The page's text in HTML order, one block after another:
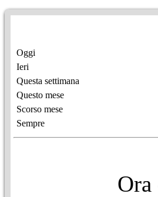
Oggi
Ieri
Questa settimana
Questo mese
Scorso mese
Sempre